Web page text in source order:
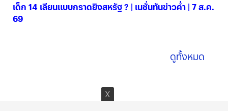
เด็ก 14 เลียนแบบกราดยิงสหรัฐ ? | เนชั่นทันข่าวค่ำ | 7 ส.ค.
69
ดูทั้งหมด